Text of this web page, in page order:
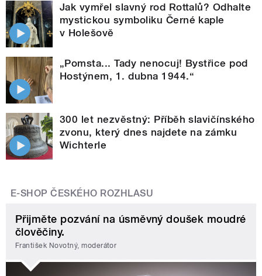
Jak vymřel slavný rod Rottalů? Odhalte
mystickou symboliku Černé kaple
v Holešově
„Pomsta... Tady nenocuj! Bystřice pod
Hostýnem, 1. dubna 1944.“
300 let nezvěstný: Příběh slavičínského
zvonu, který dnes najdete na zámku
Wichterle
E-SHOP ČESKÉHO ROZHLASU
Přijměte pozvání na úsměvný doušek moudré
člověčiny.
František Novotný, moderátor